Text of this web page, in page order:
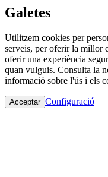
Galetes
Utilitzem cookies per
serveis, per oferir la millor
oferir una experiència
quan vulguis. Consulta la
informació sobre l'ús i els
Acceptar Configuració